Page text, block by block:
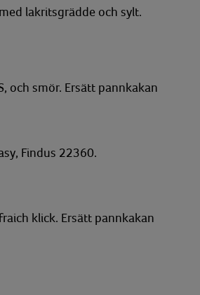
lakritsgrädde och sylt.
och smör. Ersätt pannkakan
Findus 22360.
klick. Ersätt pannkakan